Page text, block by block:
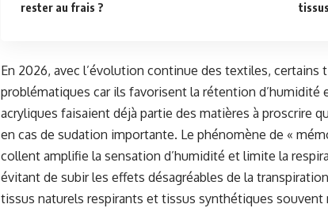
rester au frais ?
En 2026, avec l’évolution continue des textiles,
problématiques car ils favorisent la rétention d’humidité
acryliques faisaient déjà partie des matières à proscrire
en cas de sudation importante. Le phénomène de «
collent amplifie la sensation d’humidité et limite la
évitant de subir les effets désagréables de la
tissus naturels respirants et tissus synthétiques